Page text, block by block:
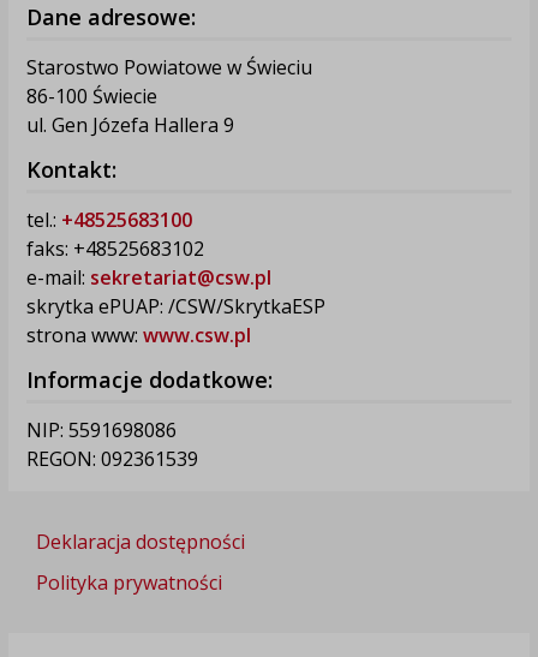
Dane adresowe:
Starostwo Powiatowe w Świeciu
86-100 Świecie
ul. Gen Józefa Hallera 9
Kontakt:
tel.: +48525683100
faks: +48525683102
e-mail: sekretariat@csw.pl
skrytka ePUAP: /CSW/SkrytkaESP
strona www: www.csw.pl
Informacje dodatkowe:
NIP: 5591698086
REGON: 092361539
Deklaracja dostępności
Polityka prywatności